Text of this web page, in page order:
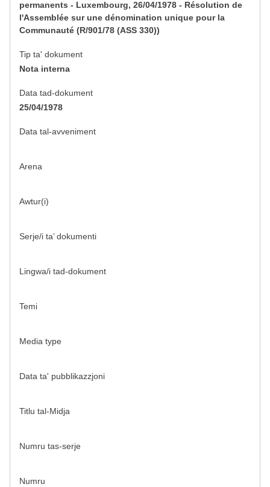
permanents - Luxembourg, 26/04/1978 - Résolution de
l'Assemblée sur une dénomination unique pour la
Communauté (R/901/78 (ASS 330))
Tip ta' dokument
Nota interna
Data tad-dokument
25/04/1978
Data tal-avveniment
Arena
Awtur(i)
Serje/i ta’ dokumenti
Lingwa/i tad-dokument
Temi
Media type
Data ta' pubblikazzjoni
Titlu tal-Midja
Numru tas-serje
Numru